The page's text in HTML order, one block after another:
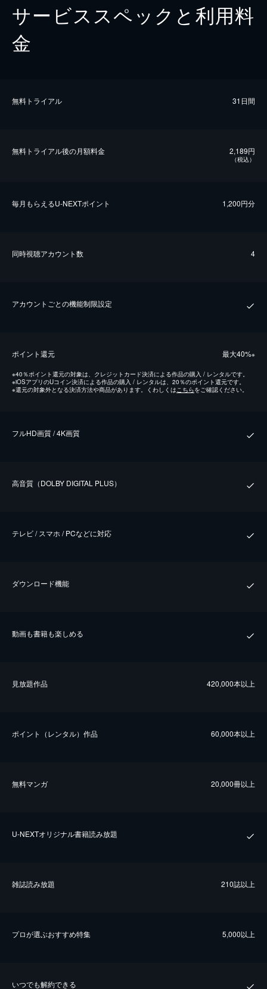
サービススペックと利用料
金
無料トライアル 31日間
無料トライアル後の⽉額料金 2,189円
（税込）
毎⽉もらえるU-NEXTポイント 1,200円分
同時視聴アカウント数 4
アカウントごとの機能制限設定
ポイント還元 最⼤40%※
※40％ポイント還元の対象は、クレジットカード決済による作品の購入 / レンタルです。
※iOSアプリのUコイン決済による作品の購入 / レンタルは、20％のポイント還元です。
※還元の対象外となる決済方法や商品があります。くわしくはこちらをご確認ください。
フルHD画質 / 4K画質
⾼⾳質（DOLBY DIGITAL PLUS）
テレビ / スマホ / PCなどに対応
ダウンロード機能
動画も書籍も楽しめる
⾒放題作品 420,000本以上
ポイント（レンタル）作品 60,000本以上
無料マンガ 20,000冊以上
U-NEXTオリジナル書籍読み放題
雑誌読み放題 210誌以上
プロが選ぶおすすめ特集 5,000以上
いつでも解約できる